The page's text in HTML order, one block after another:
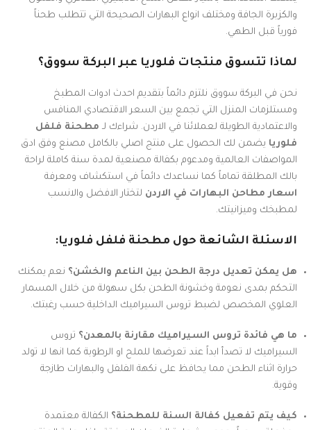
والكزبرة الجافة ومختلف انواع البهارات الصحيحة التي تتطلب طحناً
فورياً قبل الطهي.
لماذا تتسوق منتجات فلوريا عبر البركة سووق؟
نحن في البركة سووق نلتزم دائماً بتقديم احدث ادوات المطبخ
ومستلزمات المنزل التي تجمع بين السعر الاقتصادي المنافس
والاعتمادية الطويلة لعملائنا في الاردن. شراءك لـ مطحنة فلفل
فلوريا يضمن لك الحصول على منتج اصلي بالكامل مصنع وفق ادق
المواصفات العالمية ومدعوم بكفالة مصنعية لمدة سنة كاملة لراحة
بالك المطلقة تماماً كما نساعدك دائماً في استكشاف ومعرفة
اسعار مطاحن البهارات في الاردن لتختار الافضل والانسب
لمطبخك وميزانيتك.
الاسئلة الشائعة حول مطحنة فلفل فلوريا:
هل يمكن تعديل درجة الطحن بين الناعم والخشن؟ نعم يمكنك
التحكم بمدى نعومة وخشونة الطحن بكل سهولة من خلال المسمار
العلوي المخصص لضبط تروس السيراميك الداخلية حسب رغبتك.
ما هي فائدة تروس السيراميك مقارنة بالمعدن؟ تروس
السيراميك لا تصدأ ابداً عند تعرضها للملح او الرطوبة كما انها لا تولد
حرارة اثناء الطحن مما يحافظ على نكهة الفلفل والبهارات طازجة
وقوية.
كيف يتم تفعيل كفالة السنة للمطحنة؟ الكفالة معتمدة